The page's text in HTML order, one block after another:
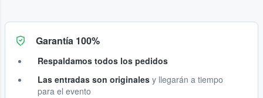
Garantía 100%
Respaldamos todos los pedidos
Las entradas son originales y llegarán a tiempo
para el evento